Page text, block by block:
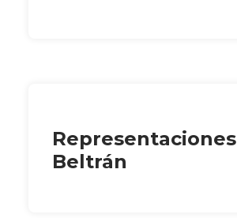
Representaciones
Beltrán